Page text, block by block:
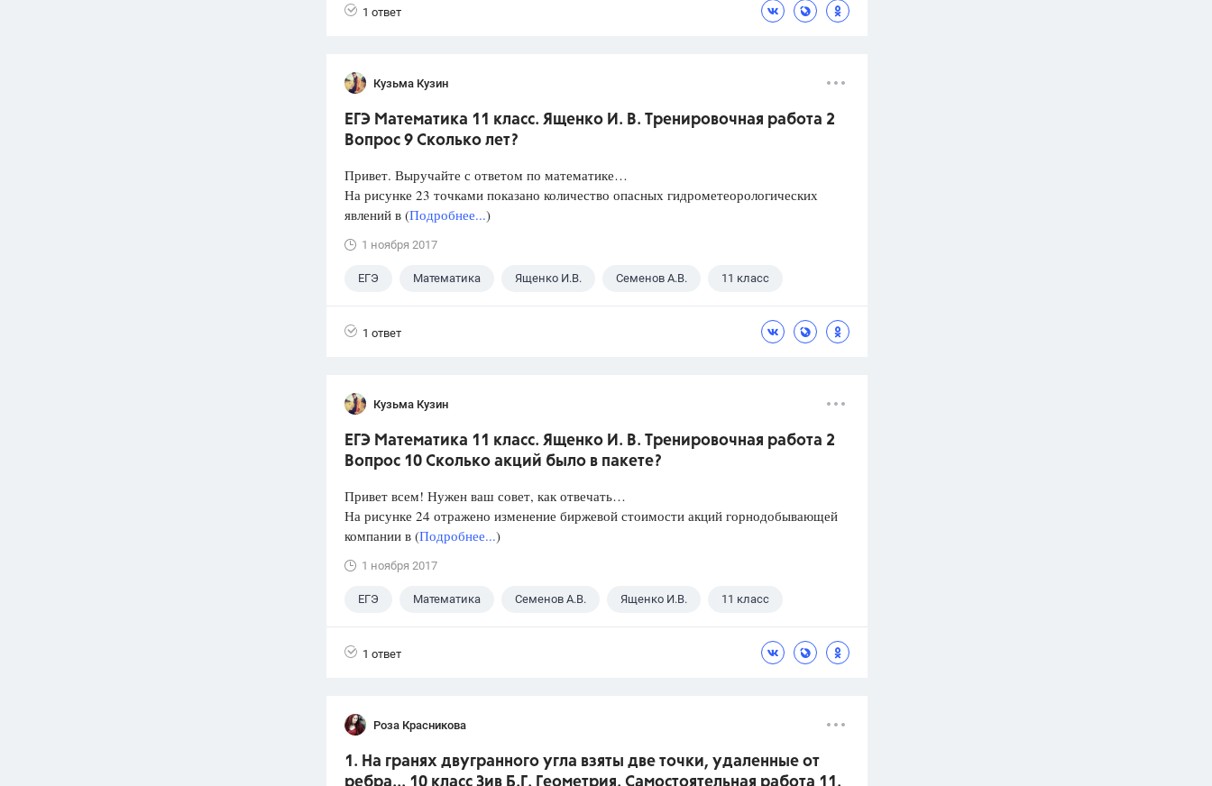
1 ответ
Кузьма Кузин
ЕГЭ Математика 11 класс. Ященко И. В. Тренировочная работа 2
Вопрос 9 Сколько лет?
Привет. Выручайте с ответом по математике…
На рисунке 23 точками показано количество опасных гидрометеорологических
явлений в (Подробнее...)
1 ноября 2017
ЕГЭ Математика Ященко И.В. Семенов А.В. 11 класс
1 ответ
Кузьма Кузин
ЕГЭ Математика 11 класс. Ященко И. В. Тренировочная работа 2
Вопрос 10 Сколько акций было в пакете?
Привет всем! Нужен ваш совет, как отвечать…
На рисунке 24 отражено изменение биржевой стоимости акций горнодобывающей
компании в (Подробнее...)
1 ноября 2017
ЕГЭ Математика Семенов А.В. Ященко И.В. 11 класс
1 ответ
Роза Красникова
1. На гранях двугранного угла взяты две точки, удаленные от
ребра... 10 класс Зив Б.Г. Геометрия. Самостоятельная работа 11.